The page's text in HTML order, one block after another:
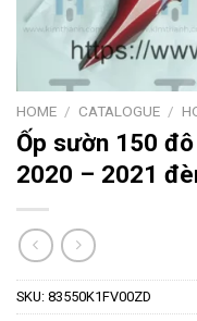
HOME / CATALOGUE /
Ốp sườn 150
2020 – 2021
SKU: 83550K1FV00ZD